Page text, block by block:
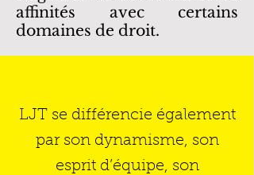
affinités avec certains
domaines de droit.
LJT se différencie également
par son dynamisme, son
esprit d’équipe, son